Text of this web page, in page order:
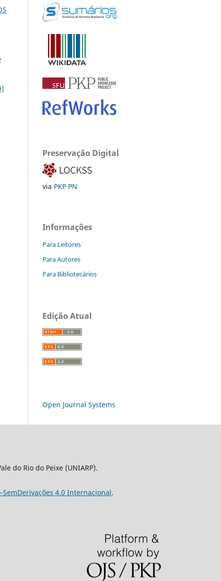
Preservação Digital
via PKP PN
Informações
Para Leitores
Para Autores
Para Bibliotecários
Edição Atual
Open Journal Systems
do Rio do Peixe (UNIARP).
4.0 Internacional.